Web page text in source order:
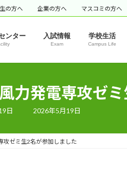
の方へ 企業の方へ マスコミの方へ
ンター 入試情報
Exam
学校生活
Campus Life
力発電専攻ゼ
日
最
日
時
2026年5月19日
攻ゼミ生2名が参加しました